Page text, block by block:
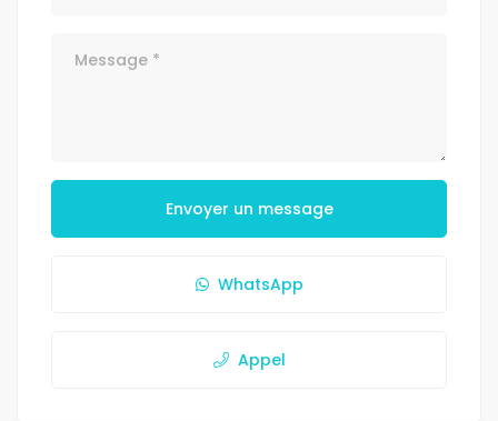
Envoyer un message
WhatsApp
Appel